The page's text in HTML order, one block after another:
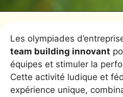
Les olympiades
team building innovant
équipes et stimuler la
Cette activité ludique et
expérience unique,